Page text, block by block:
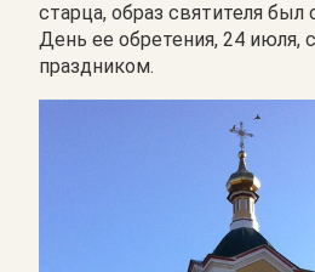
старца, образ святителя был
День ее обретения, 24 июля,
праздником.